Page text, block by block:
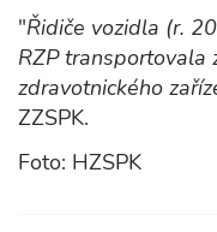
"Řidiče vozidla (r.
RZP transportovala
zdravotnického
ZZSPK.
Foto: HZSPK